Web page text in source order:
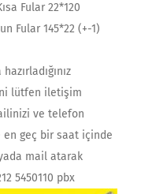
Fular 22*120
Fular 145*22 (+-1)
lütfen iletişim
ve telefon
en geç bir saat içinde
mail atarak
5450110 pbx